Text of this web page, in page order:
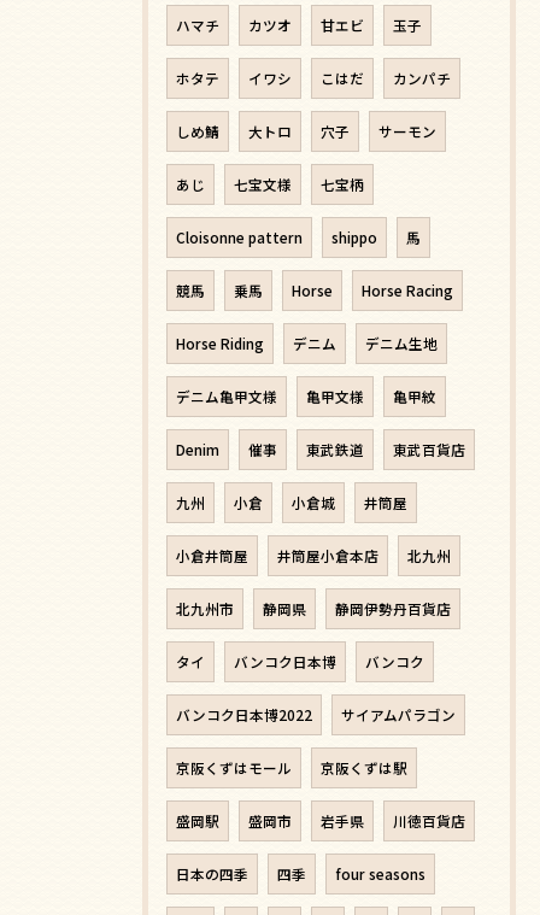
ハマチ カツオ 甘エビ 玉子
ホタテ イワシ こはだ カンパチ
しめ鯖 大トロ 穴子 サーモン
あじ 七宝文様 七宝柄
Cloisonne pattern shippo 馬
競馬 乗馬 Horse Horse Racing
Horse Riding デニム デニム生地
デニム亀甲文様 亀甲文様 亀甲紋
Denim 催事 東武鉄道 東武百貨店
九州 小倉 小倉城 井筒屋
小倉井筒屋 井筒屋小倉本店 北九州
北九州市 静岡県 静岡伊勢丹百貨店
タイ バンコク日本博 バンコク
バンコク日本博2022 サイアムパラゴン
京阪くずはモール 京阪くずは駅
盛岡駅 盛岡市 岩手県 川徳百貨店
日本の四季 四季 four seasons